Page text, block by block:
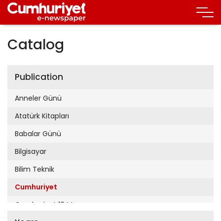
Catalog
Publication
Anneler Günü
Atatürk Kitapları
Babalar Günü
Bilgisayar
Bilim Teknik
Cumhuriyet
Cumhuriyet 19 Mayıs